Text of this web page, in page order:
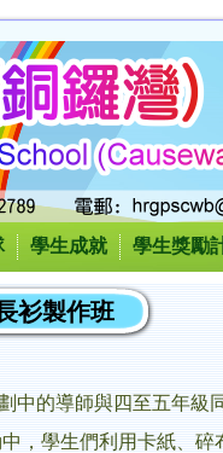
學生成就 學生獎勵
衫製作班
中的導師與四至五年
，學生們利用卡紙、